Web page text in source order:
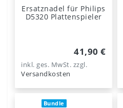
Ersatznadel für Philips
D5320 Plattenspieler
41,90 €
inkl. ges. MwSt. zzgl.
Versandkosten
Bundle